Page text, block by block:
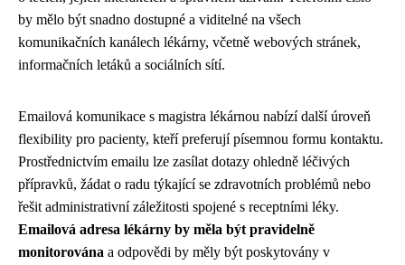
by mělo být snadno dostupné a viditelné na všech
komunikačních kanálech lékárny, včetně webových stránek,
informačních letáků a sociálních sítí.
Emailová komunikace s magistra lékárnou nabízí další úroveň
flexibility pro pacienty, kteří preferují písemnou formu kontaktu.
Prostřednictvím emailu lze zasílat dotazy ohledně léčivých
přípravků, žádat o radu týkající se zdravotních problémů nebo
řešit administrativní záležitosti spojené s receptními léky.
Emailová adresa lékárny by měla být pravidelně
monitorována a odpovědi by měly být poskytovány v